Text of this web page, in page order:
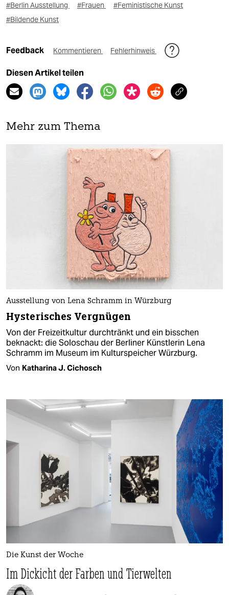
#Berlin Ausstellung #Frauen
#Feministische Kunst
#Bildende Kunst
Feedback Kommentieren Fehlerhinweis
Diesen Artikel teilen
Mehr zum Thema
Ausstellung von Lena Schramm in Würzburg
Hysterisches Vergnügen
Von der Freizeitkultur durchtränkt und ein bisschen
beknackt: die Soloschau der Berliner Künstlerin Lena
Schramm im Museum im Kulturspeicher Würzburg.
Von Katharina J. Cichosch
Die Kunst der Woche
Im Dickicht der Farben und Tierwelten